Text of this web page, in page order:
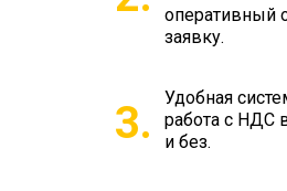
оперативный
заявку.
3.
Удобная
работа с НДС
и без.